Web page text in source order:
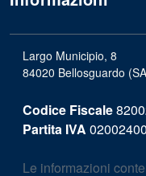
Largo Municipio, 8
84020 Bellosguardo
Codice Fiscale
Partita IVA
Le informazioni